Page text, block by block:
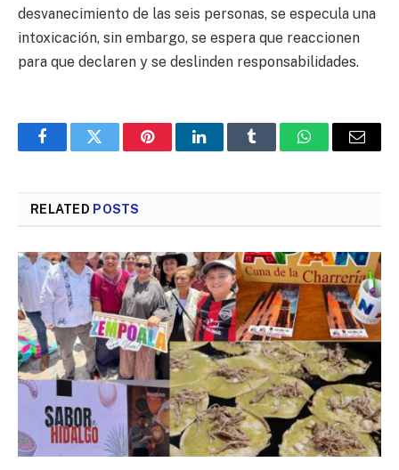
desvanecimiento de las seis personas, se especula una
intoxicación, sin embargo, se espera que reaccionen
para que declaren y se deslinden responsabilidades.
FacebookTwitter PinterestLinkedInTumblr WhatsAppEmail
RELATED POSTS